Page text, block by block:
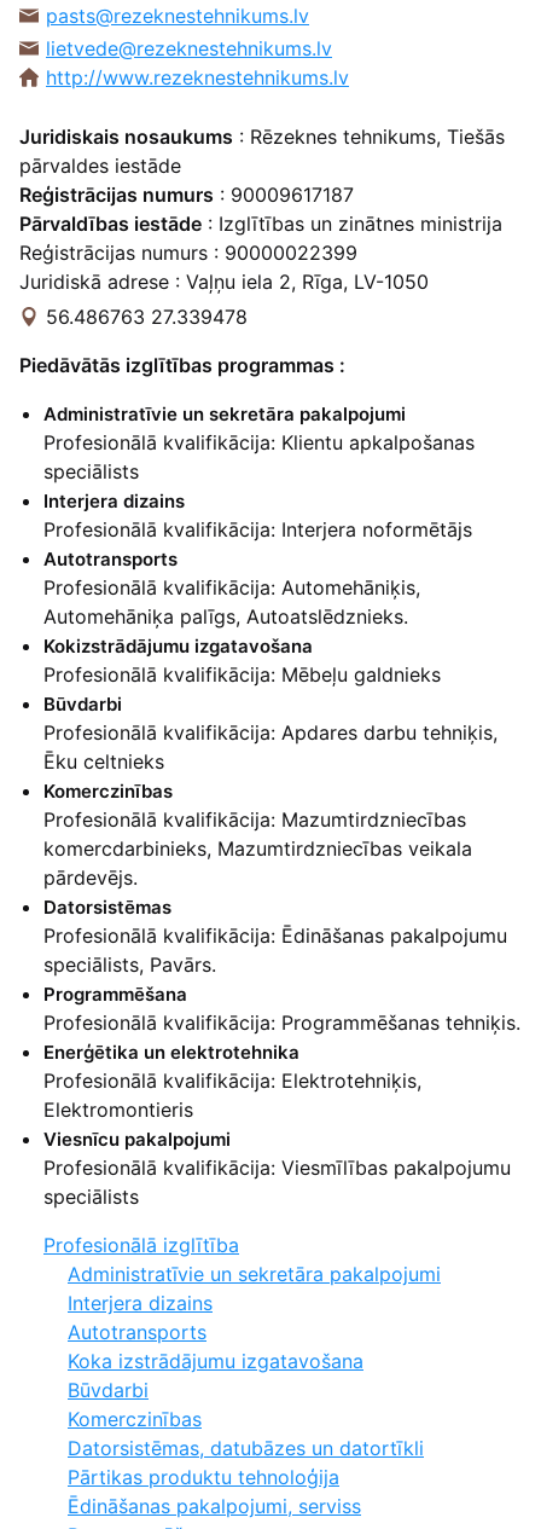
pasts@rezeknestehnikums.lv
lietvede@rezeknestehnikums.lv
http://www.rezeknestehnikums.lv
Juridiskais nosaukums : Rēzeknes tehnikums, Tiešās
pārvaldes iestāde
Reģistrācijas numurs : 90009617187
Pārvaldības iestāde : Izglītības un zinātnes ministrija
Reģistrācijas numurs : 90000022399
Juridiskā adrese : Vaļņu iela 2, Rīga, LV-1050
56.486763 27.339478
Piedāvātās izglītības programmas :
Administratīvie un sekretāra pakalpojumi
Profesionālā kvalifikācija: Klientu apkalpošanas
speciālists
Interjera dizains
Profesionālā kvalifikācija: Interjera noformētājs
Autotransports
Profesionālā kvalifikācija: Automehāniķis,
Automehāniķa palīgs, Autoatslēdznieks.
Kokizstrādājumu izgatavošana
Profesionālā kvalifikācija: Mēbeļu galdnieks
Būvdarbi
Profesionālā kvalifikācija: Apdares darbu tehniķis,
Ēku celtnieks
Komerczinības
Profesionālā kvalifikācija: Mazumtirdzniecības
komercdarbinieks, Mazumtirdzniecības veikala
pārdevējs.
Datorsistēmas
Profesionālā kvalifikācija: Ēdināšanas pakalpojumu
speciālists, Pavārs.
Programmēšana
Profesionālā kvalifikācija: Programmēšanas tehniķis.
Enerģētika un elektrotehnika
Profesionālā kvalifikācija: Elektrotehniķis,
Elektromontieris
Viesnīcu pakalpojumi
Profesionālā kvalifikācija: Viesmīlības pakalpojumu
speciālists
Profesionālā izglītība
Administratīvie un sekretāra pakalpojumi
Interjera dizains
Autotransports
Koka izstrādājumu izgatavošana
Būvdarbi
Komerczinības
Datorsistēmas, datubāzes un datortīkli
Pārtikas produktu tehnoloģija
Ēdināšanas pakalpojumi, serviss